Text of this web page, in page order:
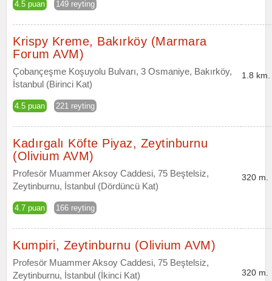
4.5 puan 149 reyting
Krispy Kreme, Bakırköy (Marmara
Forum AVM)
Çobançeşme Koşuyolu Bulvarı, 3 Osmaniye, Bakırköy,
İstanbul (Birinci Kat)
4.5 puan 221 reyting
1.8 km.
Kadırgalı Köfte Piyaz, Zeytinburnu
(Olivium AVM)
Profesör Muammer Aksoy Caddesi, 75 Beştelsiz,
Zeytinburnu, İstanbul (Dördüncü Kat)
4.7 puan 166 reyting
320 m.
Kumpiri, Zeytinburnu (Olivium AVM)
Profesör Muammer Aksoy Caddesi, 75 Beştelsiz,
Zeytinburnu, İstanbul (İkinci Kat)
320 m.